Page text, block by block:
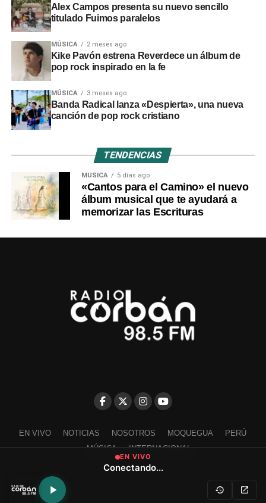
Alex Campos presenta su nuevo sencillo
titulado Fuimos paralelos
MÚSICA 2 meses ago
Kike Pavón estrena Reverdece un álbum de
pop rock inspirado en la fe
MÚSICA 3 meses ago
Banda Radical lanza «Despierta», una nueva
canción de pop rock cristiano
TENDENCIAS
MÚSICA 5 días ago
«Cantos para el Camino» el nuevo
álbum musical que te ayudará a
memorizar las Escrituras
EN VIVO NOTICIAS NOSOTROS MOQUEGUA
PERÚ
MÚSICA
INTERNACIONAL
Escríbenos a contacto@radiocorban.com
EN VIVO
Conectando...